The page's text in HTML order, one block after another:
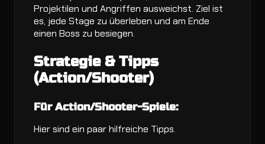
Projektilen und Angriffen ausweichst. Ziel ist
es, jede Stage zu überleben und am Ende
einen Boss zu besiegen.
Strategie & Tipps
(Action/Shooter)
Für Action/Shooter-Spiele:
Hier sind ein paar hilfreiche Tipps.